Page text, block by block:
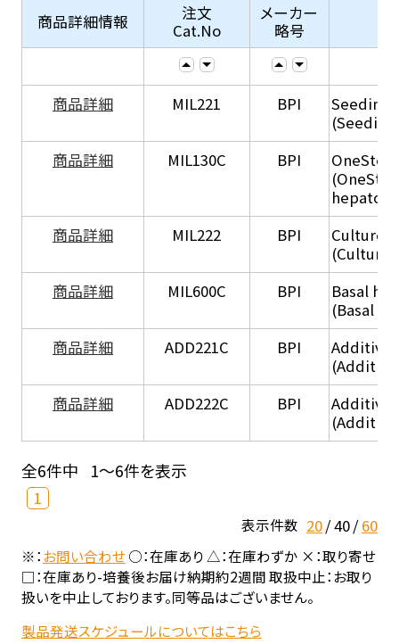
商品詳細情報
注文
Cat.No
メーカー
略号
商品詳細 MIL221 BPI
Seeding
商品詳細
MIL130C BPI
商品詳細
MIL222 BPI
Culture
(Culture
商品詳細
MIL600C BPI
Basal
(Basal
商品詳細
ADD221C BPI
商品詳細
ADD222C BPI
全6件中 1～6件を表示
1
表示件数 20 40 60
※：お問い合わせ○：在庫あり △：在庫わずか ×：取り寄せ
□：在庫あり-培養後お届け納期約2週間 取扱中止：お取り
扱いを中止しております。同等品はございません。
製品発送スケジュールについてはこちら